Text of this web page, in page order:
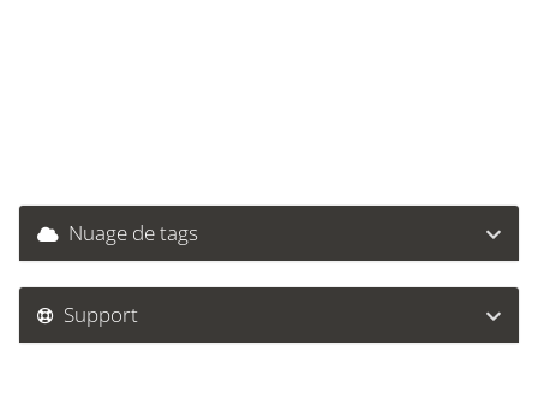
Nuage de tags
Support